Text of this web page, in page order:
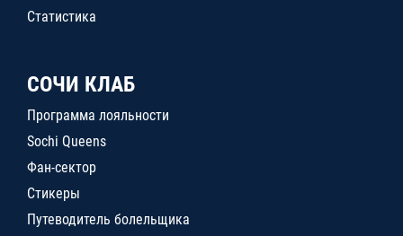
Статистика
СОЧИ КЛАБ
Программа лояльности
Sochi Queens
Фан-сектор
Стикеры
Путеводитель болельщика